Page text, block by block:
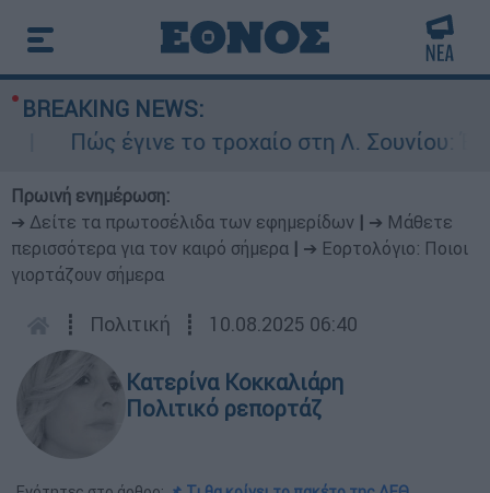
BREAKING NEWS:
Πώς έγινε το τροχαίο στη Λ. Σουνίου:
Πρωινή ενημέρωση:
➔ Δείτε τα πρωτοσέλιδα των εφημερίδων
➔ Μάθετε
περισσότερα για τον καιρό σήμερα
➔ Εορτολόγιο: Ποιοι
γιορτάζουν σήμερα
┋ Πολιτική ┋ 10.08.2025 06:40
Κατερίνα Κοκκαλιάρη
Πολιτικό ρεπορτάζ